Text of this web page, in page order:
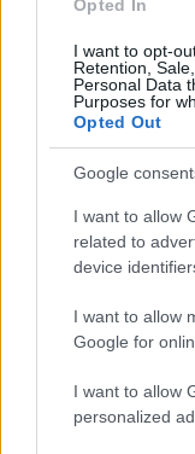
Opted In
I want to opt-
Retention,
Personal Data
Purposes for
Opted Out
Google
I want to allow
related to
device
I want to allow
Google for
I want to allow
personalized
Klikk her for å
Meld